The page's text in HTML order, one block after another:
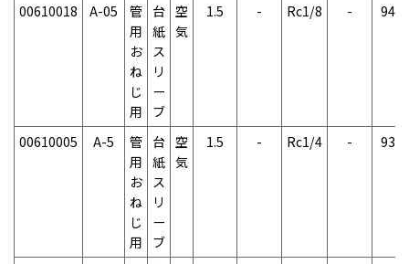
00610018 A-05
管
用
お
ね
じ
用
台
紙
ス
リ
ー
ブ
空
気
1.5 - Rc1/8 - 94g
00610005 A-5
管
用
お
ね
じ
用
台
紙
ス
リ
ー
ブ
空
気
1.5 - Rc1/4 - 93g